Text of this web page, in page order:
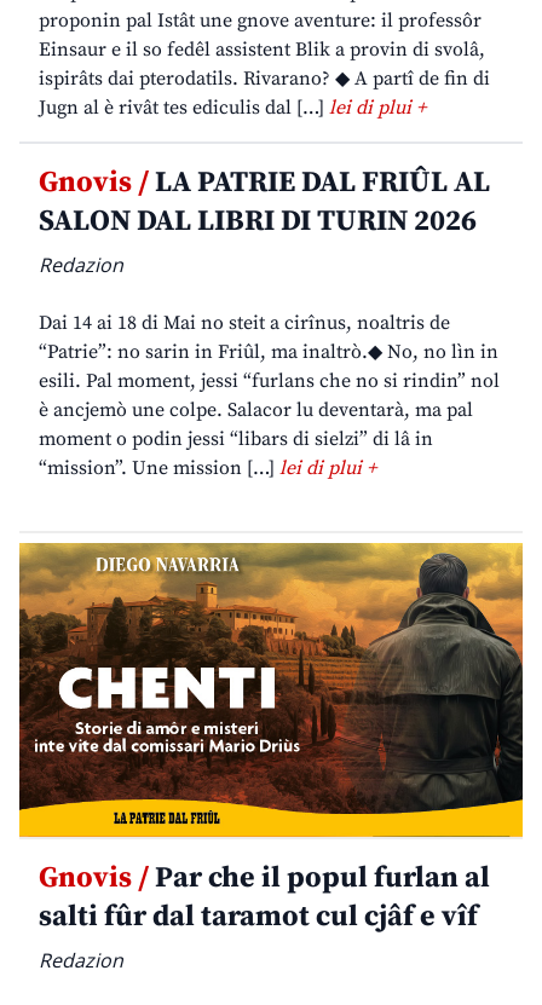
proponin pal Istât une gnove aventure: il professôr
Einsaur e il so fedêl assistent Blik a provin di svolâ,
ispirâts dai pterodatils. Rivarano? ◆ A partî de fin di
Jugn al è rivât tes ediculis dal […] lei di plui +
Gnovis /LA PATRIE DAL FRIÛL AL
SALON DAL LIBRI DI TURIN 2026
Redazion
Dai 14 ai 18 di Mai no steit a cirînus, noaltris de
“Patrie”: no sarin in Friûl, ma inaltrò.◆ No, no lìn in
esili. Pal moment, jessi “furlans che no si rindin” nol
è ancjemò une colpe. Salacor lu deventarà, ma pal
moment o podin jessi “libars di sielzi” di lâ in
“mission”. Une mission […] lei di plui +
Gnovis /Par che il popul furlan al
salti fûr dal taramot cul cjâf e vîf
Redazion